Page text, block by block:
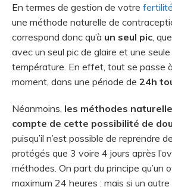
En termes de gestion de votre fertilité
une méthode naturelle de
correspond donc qu’à un seul pic ,
avec un seul pic de glaire et une
température. En effet, tout se passe
moment, dans une période de 24h
Néanmoins, les méthodes
compte de cette possibilité de
puisqu’il n’est possible de reprendre
protégés que 3 voire 4 jours après
méthodes. On part du principe qu’un
maximum 24 heures : mais si un